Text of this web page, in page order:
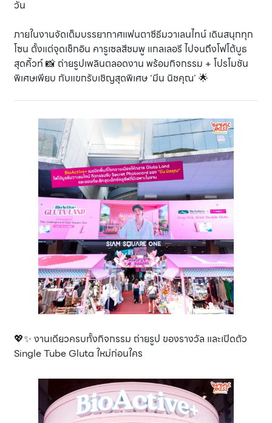
วัน
ภายในงานจัดเต็มบรรยากาศแฟนตาซีธีมวาเลนไทน์ เดินสนุกทุก
โซน ตั้งแต่จุดเช็กอิน คารูเซลสีชมพู แกลเลอรี ไปจนถึงโฟโต้บูธ
สุดคิ้วท์ 📸 ถ่ายรูปเพลินตลอดงาน พร้อมกิจกรรม + โปรโมชัน
พิเศษเพียบ กับแขกรับเชิญสุดพิเศษ ‘มีน นิชคุณ’ 🌟
💖✨ งานเดียวครบทั้งกิจกรรม ถ่ายรูป ของรางวัล และเปิดตัว
Single Tube Gluta ใหม่ก่อนใคร